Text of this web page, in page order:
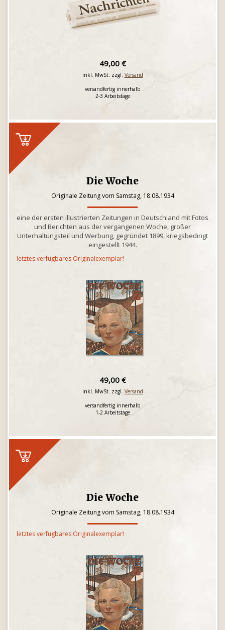
49,00 €
inkl. MwSt. zzgl. Versand
versandfertig innerhalb
2-3 Arbeitstage
Die Woche
Originale Zeitung vom Samstag, 18.08.1934
eine der ersten illustrierten Zeitungen in Deutschland mit Fotos
und Berichten aus der vergangenen Woche, großer
Unterhaltungsteil und Werbung, gegründet 1899, kriegsbedingt
eingestellt 1944.
letztes verfügbares Originalexemplar!
49,00 €
inkl. MwSt. zzgl. Versand
versandfertig innerhalb
1-2 Arbeitstage
Die Woche
Originale Zeitung vom Samstag, 18.08.1934
letztes verfügbares Originalexemplar!